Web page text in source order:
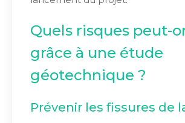
Quels risques peut-
grâce à une étude
géotechnique ?
Prévenir les fissures de